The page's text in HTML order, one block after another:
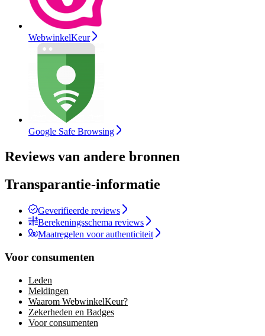
WebwinkelKeur
Google Safe Browsing
Reviews van andere bronnen
Transparantie-informatie
Geverifieerde reviews
Berekeningsschema reviews
Maatregelen voor authenticiteit
Voor consumenten
Leden
Meldingen
Waarom WebwinkelKeur?
Zekerheden en Badges
Voor consumenten